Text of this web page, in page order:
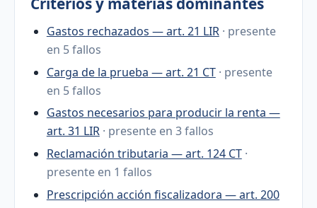
Gastos rechazados — art. 21 LIR · presente
en 5 fallos
Carga de la prueba — art. 21 CT · presente
en 5 fallos
Gastos necesarios para producir la renta —
art. 31 LIR · presente en 3 fallos
Reclamación tributaria — art. 124 CT ·
presente en 1 fallos
Prescripción acción fiscalizadora — art. 200